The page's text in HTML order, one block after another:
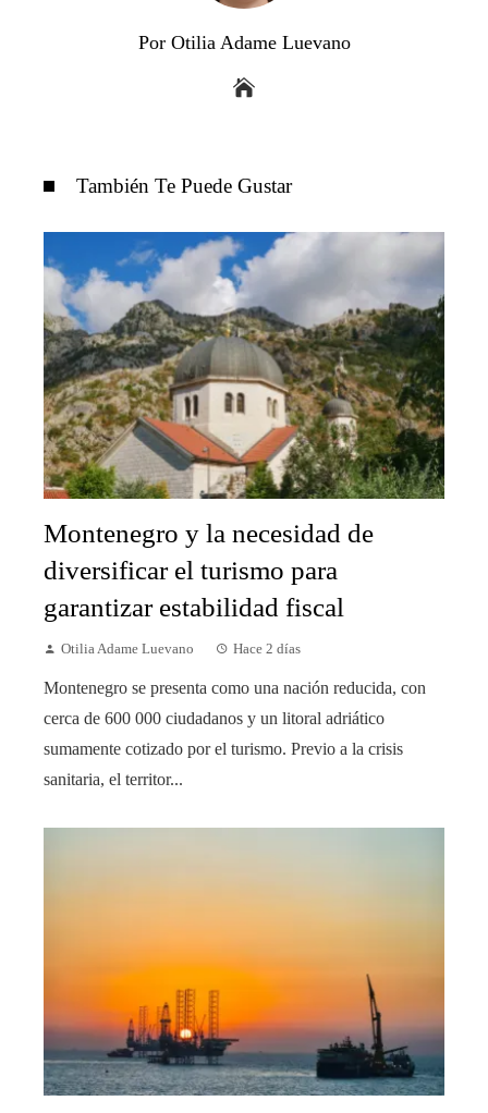
Por Otilia Adame Luevano
También Te Puede Gustar
Montenegro y la necesidad de
diversificar el turismo para
garantizar estabilidad fiscal
Otilia Adame Luevano Hace 2 días
Montenegro se presenta como una nación reducida, con
cerca de 600 000 ciudadanos y un litoral adriático
sumamente cotizado por el turismo. Previo a la crisis
sanitaria, el territor...